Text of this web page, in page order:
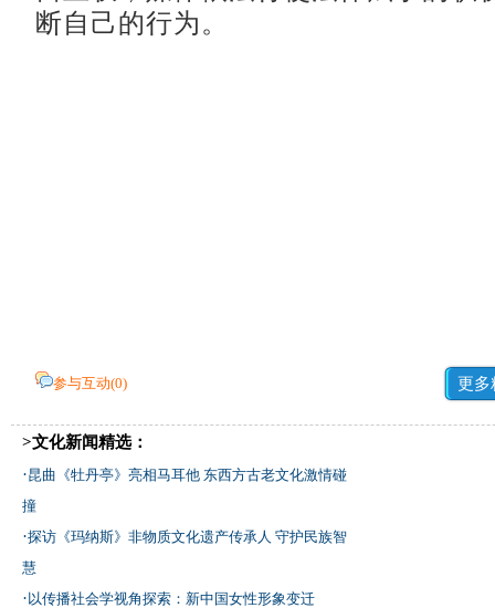
断自己的行为。
参与互动(0) 更多
>文化新闻精选：
·昆曲《牡丹亭》亮相马耳他 东西方古老文化激情碰
撞
·探访《玛纳斯》非物质文化遗产传承人 守护民族智
慧
·以传播社会学视角探索：新中国女性形象变迁